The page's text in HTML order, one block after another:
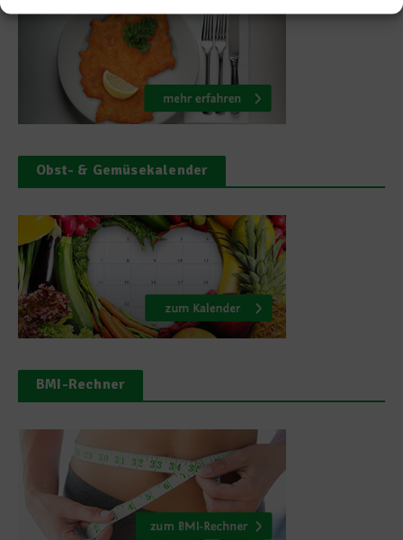
Obst- & Gemüsekalender
BMI-Rechner